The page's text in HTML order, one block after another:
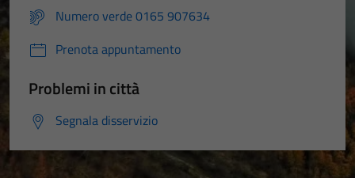
Numero verde 0165 907634
Prenota appuntamento
Problemi in città
Segnala disservizio